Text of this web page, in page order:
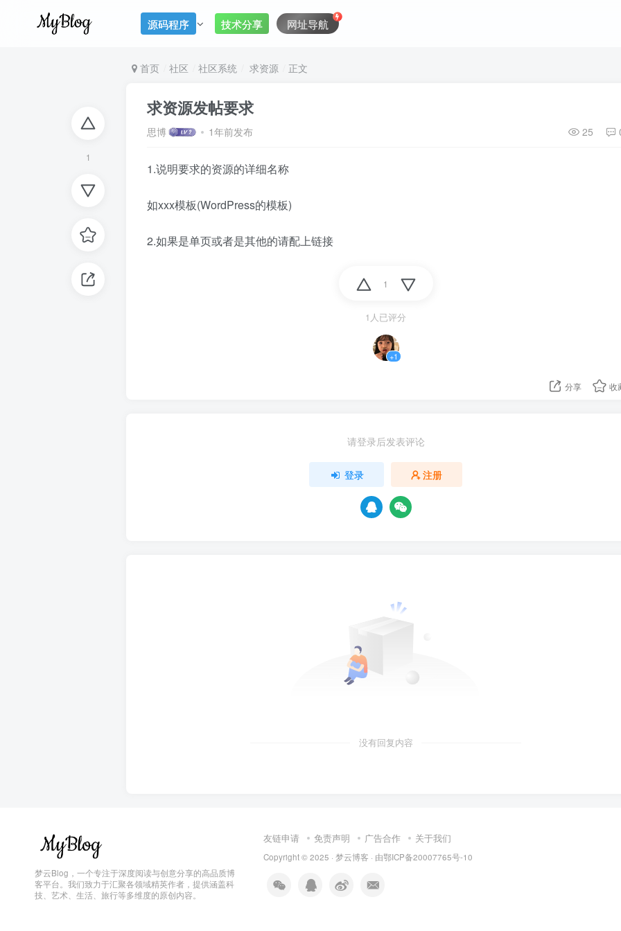
源码程序 技术分享 网址导航
1
首页 社区 社区系统 求资源 正文
求资源发帖要求
思博 1年前发布 25
1.说明要求的资源的详细名称
如xxx模板(WordPress的模板)
2.如果是单页或者是其他的请配上链接
1
1人已评分
+1
分享 收
请登录后发表评论
登录 注册
没有回复内容
梦云Blog，一个专注于深度阅读与创意分享的高品质博
客平台。我们致力于汇聚各领域精英作者，提供涵盖科
技、艺术、生活、旅行等多维度的原创内容。
友链申请 免责声明 广告合作 关于我们
Copyright © 2025 · 梦云博客 · 由鄂ICP备20007765号-10